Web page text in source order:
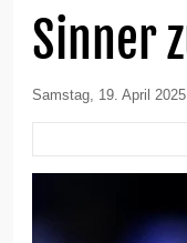
Sinner
Samstag, 19. April